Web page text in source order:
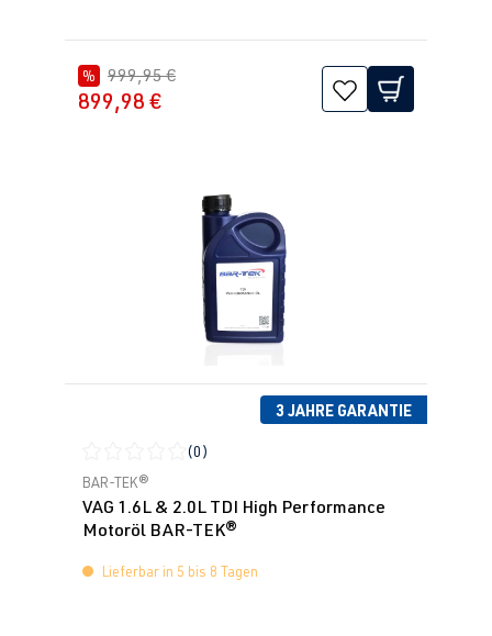
% 999,95 €
899,98 €
3 JAHRE GARANTIE
Durchschnittliche Bewertung von 0 von 5 Sternen
(0)
BAR-TEK®
VAG 1.6L & 2.0L TDI High Performance
Motoröl BAR-TEK®
Lieferbar in 5 bis 8 Tagen